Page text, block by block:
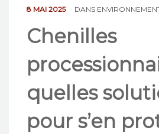
8 MAI 2025 DANS
Chenilles
quelles
pour s’en